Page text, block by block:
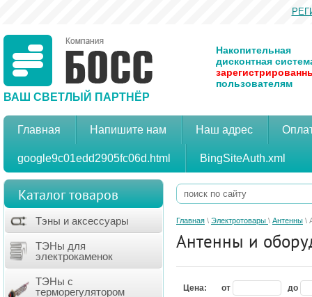
ВАШ СВЕТЛЫЙ ПАРТНЁР
Накопительная
дисконтная
пользователям
Главная Напишите нам Наш адрес
google9c01edd2905fc06d.html BingSiteAuth.xml
Каталог товаров
Тэны и аксессуары
ТЭНы для
электрокаменок
ТЭНы с
терморегулятором
Главная \ Электротовары \ Антенны \
Антенны и
Цена: от до